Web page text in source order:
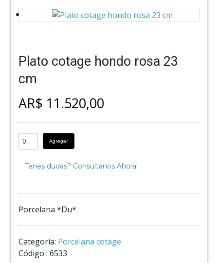
Plato cotage hondo rosa 23
cm
AR$ 11.520,00
Agregar
Tenes dudas? Consultanos Ahora!
Porcelana *Du*
Categoría: Porcelana cotage
Código : 6533